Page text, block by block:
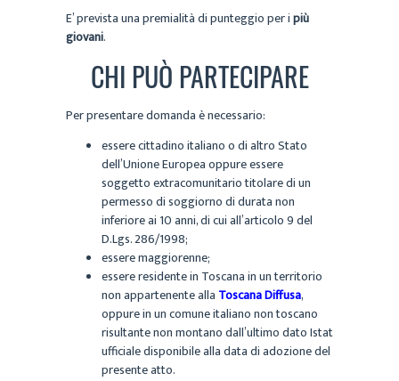
E’ prevista una premialità di punteggio per ipiù
giovani.
CHI PUÒ PARTECIPARE
Per presentare domanda è necessario:
essere cittadino italiano o di altro Stato
dell’Unione Europea oppure essere
soggetto extracomunitario titolare di un
permesso di soggiorno di durata non
inferiore ai 10 anni, di cui all’articolo 9 del
D.Lgs. 286/1998;
essere maggiorenne;
essere residente in Toscana in un territorio
non appartenente alla Toscana Diffusa,
oppure in un comune italiano non toscano
risultante non montano dall’ultimo dato Istat
ufficiale disponibile alla data di adozione del
presente atto.